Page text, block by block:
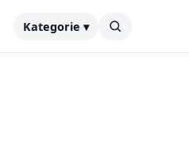
Kategorie ▾